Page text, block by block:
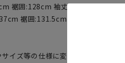
裾囲:128cm 袖丈:26cm 袖口周り
裾囲:131.5cm 袖丈:26.5cm 袖
イズ等の仕様に変更がある場合がご